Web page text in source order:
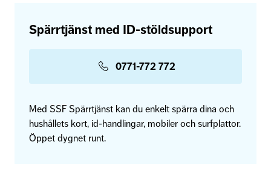
Spärrtjänst med ID-stöldsupport
0771-772 772
Med SSF Spärrtjänst kan du enkelt spärra dina och
hushållets kort, id-handlingar, mobiler och surfplattor.
Öppet dygnet runt.